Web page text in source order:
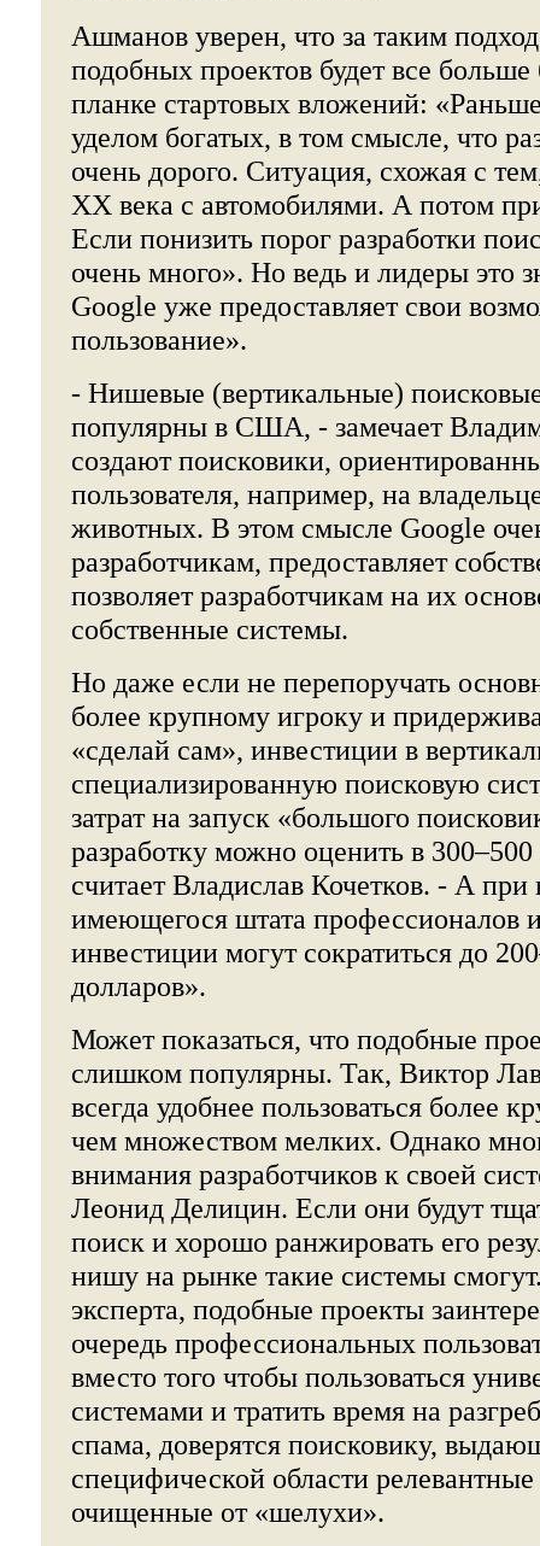
Ашманов уверен, что за таким
подобных проектов будет все больше
планке стартовых вложений:
уделом богатых, в том смысле, что
очень дорого. Ситуация, схожая с
XX века с автомобилями. А потом
Если понизить порог разработки
очень много». Но ведь и лидеры это
Google уже предоставляет свои
пользование».
- Нишевые (вертикальные)
популярны в США, - замечает
создают поисковики,
пользователя, например, на
животных. В этом смысле Google
разработчикам, предоставляет
позволяет разработчикам на их
собственные системы.
Но даже если не перепоручать
более крупному игроку и
«сделай сам», инвестиции в
специализированную поисковую
затрат на запуск «большого
разработку можно оценить в
считает Владислав Кочетков. - А
имеющегося штата профессионалов
инвестиции могут сократиться до
долларов».
Может показаться, что подобные
слишком популярны. Так, Виктор
всегда удобнее пользоваться более
чем множеством мелких. Однако
внимания разработчиков к своей
Леонид Делицин. Если они будут
поиск и хорошо ранжировать его
нишу на рынке такие системы
эксперта, подобные проекты
очередь профессиональных
вместо того чтобы пользоваться
системами и тратить время на
спама, доверятся поисковику,
специфической области релевантные
очищенные от «шелухи».